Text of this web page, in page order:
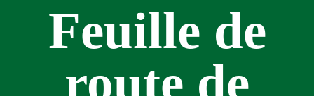
Feuille de
route de